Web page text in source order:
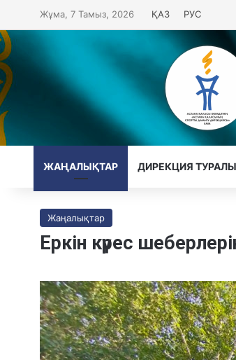
Жұма, 7 Тамыз, 2026 ҚАЗ РУС
ЖАҢАЛЫҚТАР ДИРЕКЦИЯ ТУРАЛЫ
Жаңалықтар
Еркін күрес